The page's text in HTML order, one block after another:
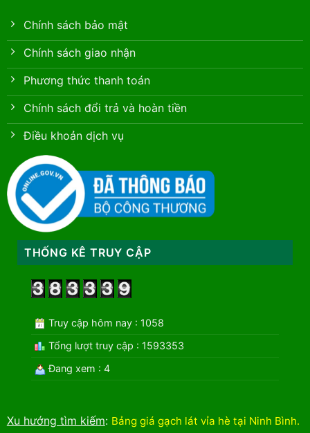
Chính sách bảo mật
Chính sách giao nhận
Phương thức thanh toán
Chính sách đổi trả và hoàn tiền
Điều khoản dịch vụ
THỐNG KÊ TRUY CẬP
Truy cập hôm nay : 1058
Tổng lượt truy cập : 1593353
Đang xem : 4
Xu hướng tìm kiếm: Bảng giá gạch lát vỉa hè tại Ninh Bình.